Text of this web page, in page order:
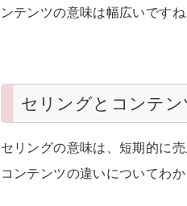
ンテンツの意味は幅広いですね
セリングとコンテン
セリングの意味は、短期的に
コンテンツの違いについてわ